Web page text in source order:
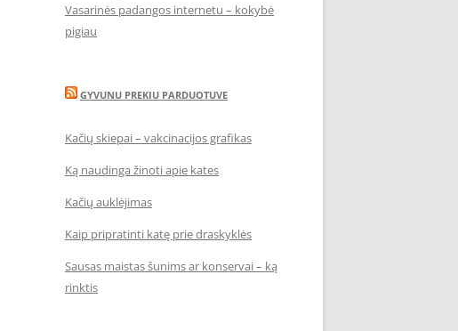
Vasarinės padangos internetu – kokybė
pigiau
GYVUNU PREKIU PARDUOTUVE
Kačių skiepai – vakcinacijos grafikas
Ką naudinga žinoti apie kates
Kačių auklėjimas
Kaip pripratinti katę prie draskyklės
Sausas maistas šunims ar konservai – ką
rinktis